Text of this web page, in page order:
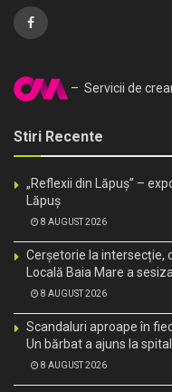
– Servicii de
Stiri Recente
„Reflexii din Lăpuș” –
Lăpuș
8 AUGUST 2026
Cerșetorie la intersecție,
Locală Baia Mare a
8 AUGUST 2026
Scandaluri aproape în
Un bărbat a ajuns la
8 AUGUST 2026